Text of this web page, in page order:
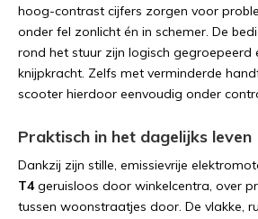
hoog-contrast cijfers zorgen voor
onder fel zonlicht én in schemer. De
rond het stuur zijn logisch gegroepeerd
knijpkracht. Zelfs met verminderde
scooter hierdoor eenvoudig onder
Praktisch in het dagelijks leven
Dankzij zijn stille, emissievrije
T4geruisloos door winkelcentra, over
tussen woonstraatjes door. De vlakke,